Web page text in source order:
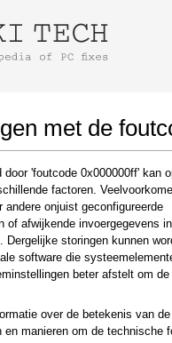
met de
door 'foutcode 0x000000ff' kan
factoren.
andere onjuist geconfigureerde
of afwijkende invoergegevens
Dergelijke storingen kunnen
software die
beter afstelt om
over de betekenis van
en manieren om de technische
using
is complete, click on the
file link